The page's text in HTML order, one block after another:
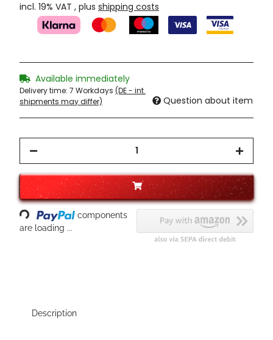
incl. 19% VAT , plus shipping costs
Available immediately
Delivery time: 7 Workdays (DE - int.
shipments may differ)
Question about item
Loading...
components
are loading ...
Description